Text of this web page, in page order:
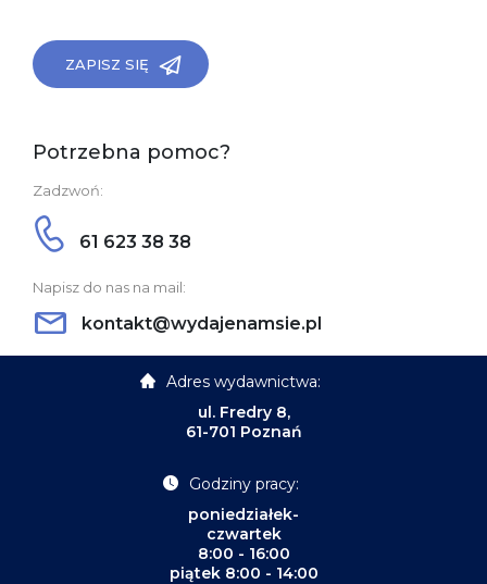
ZAPISZ SIĘ
Potrzebna pomoc?
Zadzwoń:
61 623 38 38
Napisz do nas na mail:
kontakt@wydajenamsie.pl
Adres wydawnictwa:
ul. Fredry 8,
61-701 Poznań
Godziny pracy:
poniedziałek-
czwartek
8:00 - 16:00
piątek 8:00 - 14:00